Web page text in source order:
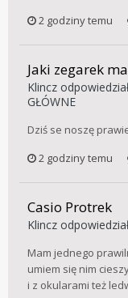
2 godziny temu
Jaki zegarek
Klincz
GŁÓWNE
Dziś se noszę
2 godziny temu
Casio Protrek
Klincz
Mam jednego
umiem się nim
i z okularami też